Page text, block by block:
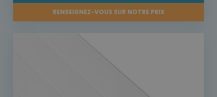
RENSEIGNEZ-VOUS SUR NOTRE PRIX